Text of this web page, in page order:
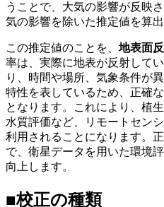
うことで、大気の影響が反映
気の影響を除いた推定値を算
この推定値のことを、 地表面
率は、実際に地表が反射して
り、時間や場所、気象条件が
特性を表しているため、正確
となります。これにより、植
水質評価など、リモートセン
利用されることになります。
で、衛星データを用いた環境
向上します。
■校正の種類